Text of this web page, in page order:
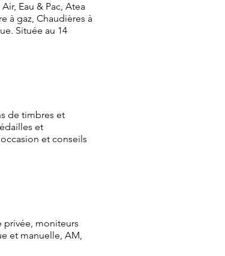
Eau & Pac, Atea
à gaz, Chaudières à
Située au 14
de timbres et
et
et conseils
privée, moniteurs
et manuelle, AM,